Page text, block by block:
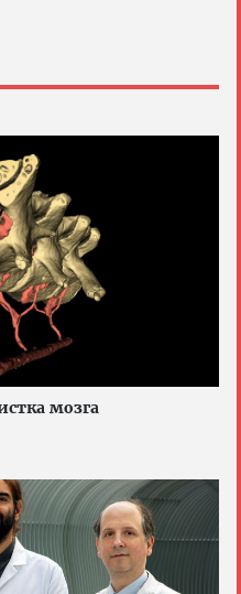
мозга